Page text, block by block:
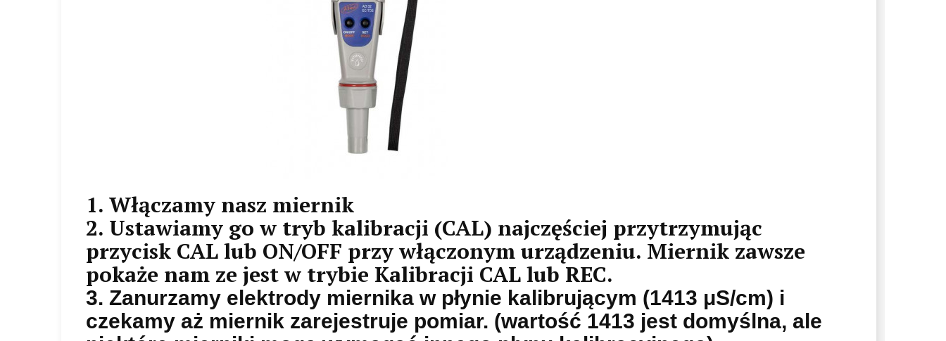
1. Włączamy nasz miernik
2. Ustawiamy go w tryb kalibracji (CAL) najczęściej przytrzymując
przycisk CAL lub ON/OFF przy włączonym urządzeniu. Miernik zawsze
pokaże nam ze jest w trybie Kalibracji CAL lub REC.
3. Zanurzamy elektrody miernika w płynie kalibrującym (1413 μS/cm) i
czekamy aż miernik zarejestruje pomiar. (wartość 1413 jest domyślna, ale